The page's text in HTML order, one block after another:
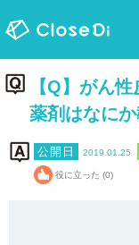
【Q】がん
薬剤はなに
2019.01.25
役に立った (0)